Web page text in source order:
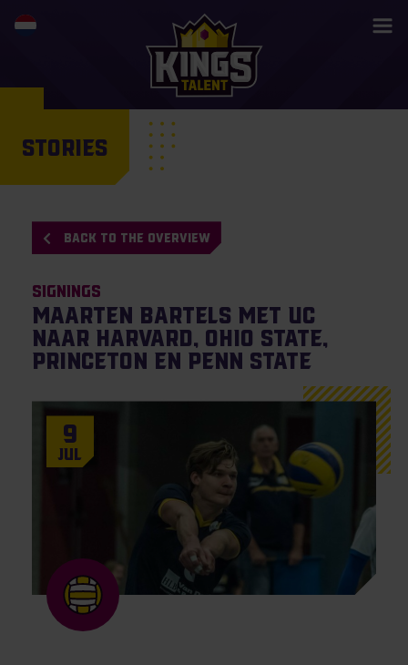
STORIES
BACK TO THE OVERVIEW
Signings
Maarten Bartels met UC
naar Harvard, Ohio State,
Princeton en Penn State
9
Jul